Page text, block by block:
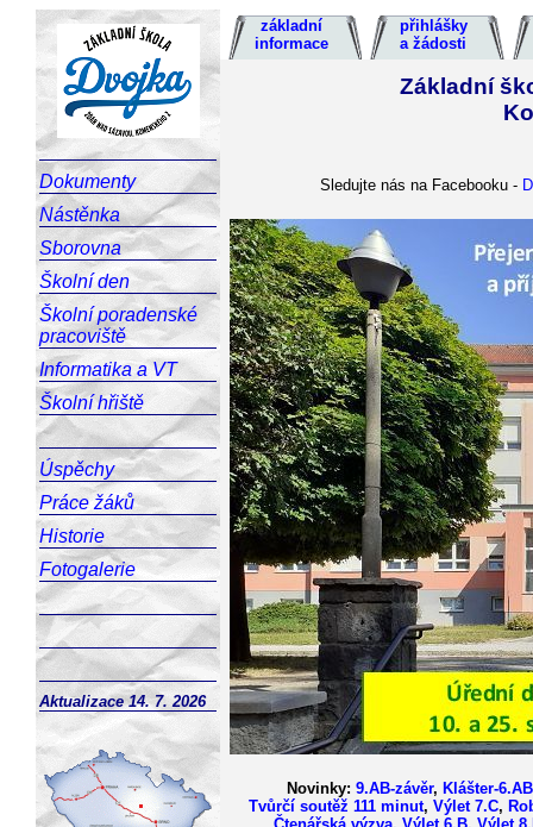
Dokumenty
Nástěnka
Sborovna
Školní den
Školní poradenské
pracoviště
Informatika a VT
Školní hřiště
Úspěchy
Práce žáků
Historie
Fotogalerie
Aktualizace 14. 7. 2026
základní
informace
přihlášky
a žádosti
Základní
Sledujte nás na Facebooku-
Novinky: 9.AB-závěr, Klášter-6.AB
Tvůrčí soutěž 111 minut, Výlet 7.C,